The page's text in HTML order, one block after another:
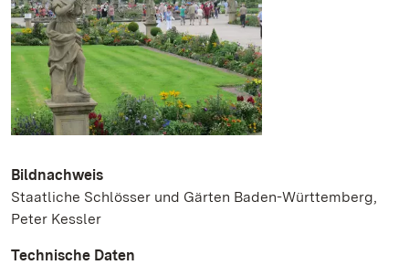
Bildnachweis
Staatliche Schlösser und Gärten Baden-Württemberg,
Peter Kessler
Technische Daten